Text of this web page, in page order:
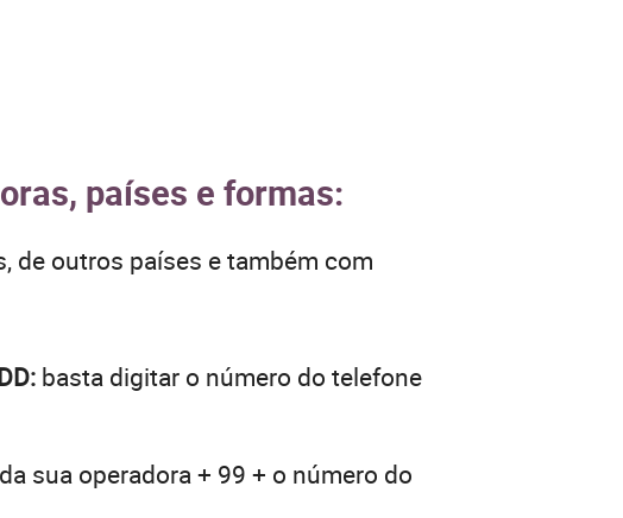
países e formas:
de outros países e também com
basta digitar o número do telefone
sua operadora + 99 + o número do